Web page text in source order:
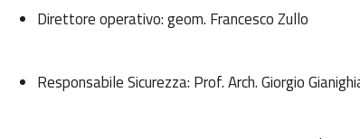
Direttore operativo:geom. Francesco Zullo
Responsabile Sicurezza: Prof. Arch.Giorgio